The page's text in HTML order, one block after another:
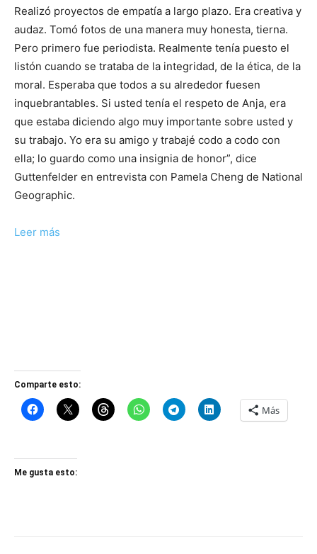
Realizó proyectos de empatía a largo plazo. Era creativa y
audaz. Tomó fotos de una manera muy honesta, tierna.
Pero primero fue periodista. Realmente tenía puesto el
listón cuando se trataba de la integridad, de la ética, de la
moral. Esperaba que todos a su alrededor fuesen
inquebrantables. Si usted tenía el respeto de Anja, era
que estaba diciendo algo muy importante sobre usted y
su trabajo. Yo era su amigo y trabajé codo a codo con
ella; lo guardo como una insignia de honor”, dice
Guttenfelder en entrevista con Pamela Cheng de National
Geographic.
Leer más
Comparte esto:
Más
Me gusta esto: